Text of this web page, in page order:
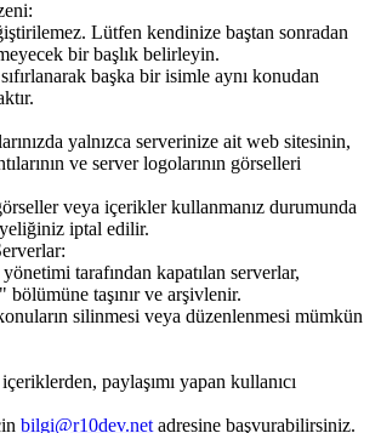
Lütfen kendinize baştan sonradan
bir başlık belirleyin.
başka bir isimle aynı konudan
yalnızca serverinize ait web sitesinin,
ve server logolarının görselleri
veya içerikler kullanmanız durumunda
iptal edilir.
tarafından kapatılan serverlar,
taşınır ve arşivlenir.
silinmesi veya düzenlenmesi mümkün
paylaşımı yapan kullanıcı
bilgi@r10dev.net adresine başvurabilirsiniz.